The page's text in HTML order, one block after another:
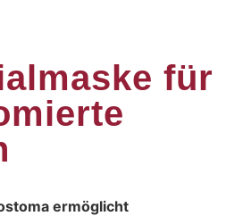
für
ermöglicht